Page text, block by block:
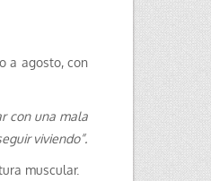
a agosto, con
con una mala
viviendo”.
muscular.